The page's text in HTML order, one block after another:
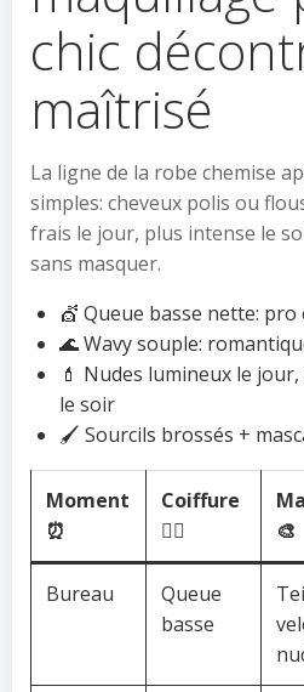
chic
maîtrisé
La ligne de la robe chemise
simples: cheveux polis ou
frais le jour, plus intense le
sans masquer.
💇 Queue basse nette: pro
🌊 Wavy souple:
💄 Nudes lumineux le
le soir
🖌️ Sourcils brossés +
Moment
⏰
Coiffure
💇‍♀️
🎨
Bureau
Queue
basse